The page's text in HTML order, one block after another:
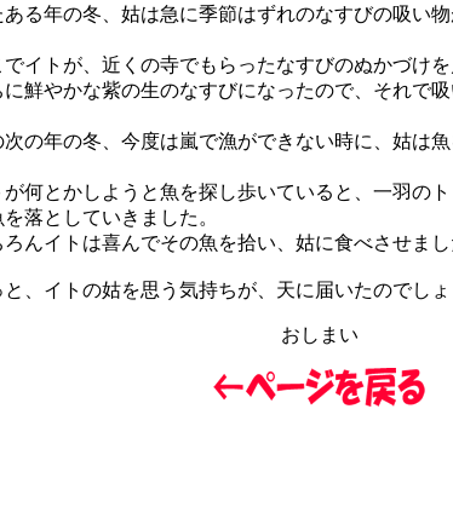
る年の冬、姑は急に季節はずれのなすびの吸い
イトが、近くの寺でもらったなすびのぬかづけ
に鮮やかな紫の生のなすびになったので、それで
の年の冬、今度は嵐で漁ができない時に、姑は魚
何とかしようと魚を探し歩いていると、一羽の
を落としていきました。
んイトは喜んでその魚を拾い、姑に食べさせまし
、イトの姑を思う気持ちが、天に届いたのでしょ
おしまい